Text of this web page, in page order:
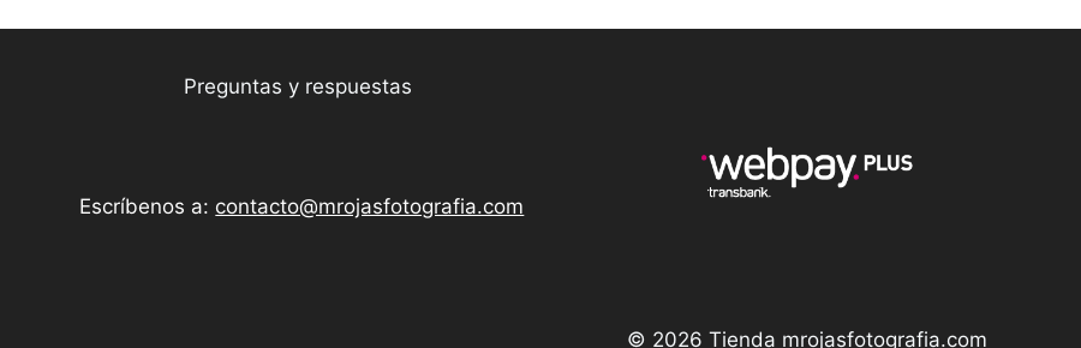
Preguntas y respuestas
Escríbenos a: contacto@mrojasfotografia.com
© 2026 Tienda mrojasfotografia.com